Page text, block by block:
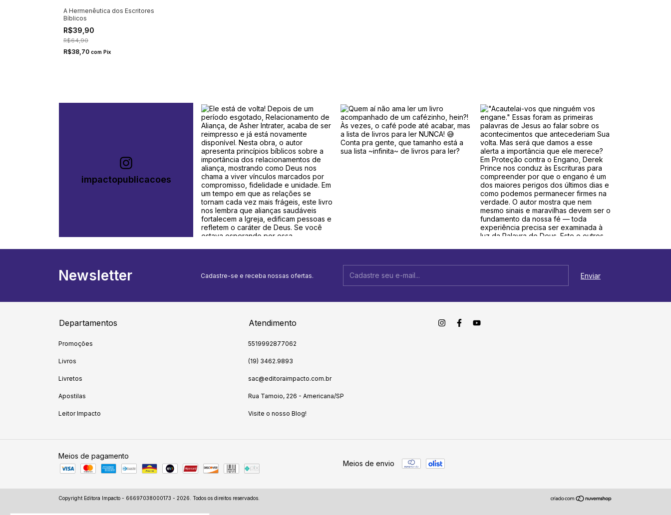
A Hermenêutica dos Escritores
Bíblicos
R$39,90
R$64,90
R$38,70 com Pix
impactopublicacoes
Newsletter Cadastre-se e receba nossas ofertas.
Departamentos
Promoções
Livros
Livretos
Apostilas
Leitor Impacto
Atendimento
5519992877062
(19) 3462.9893
sac@editoraimpacto.com.br
Rua Tamoio, 226 - Americana/SP
Visite o nosso Blog!
Meios de pagamento
Meios de envio
Copyright Editora Impacto - 66697038000173 - 2026. Todos os direitos reservados.